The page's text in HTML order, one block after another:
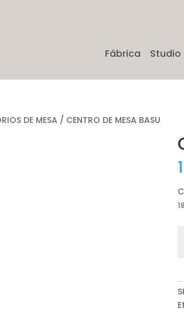
Fábrica Studio
DE MESA / CENTRO DE MESA BASU